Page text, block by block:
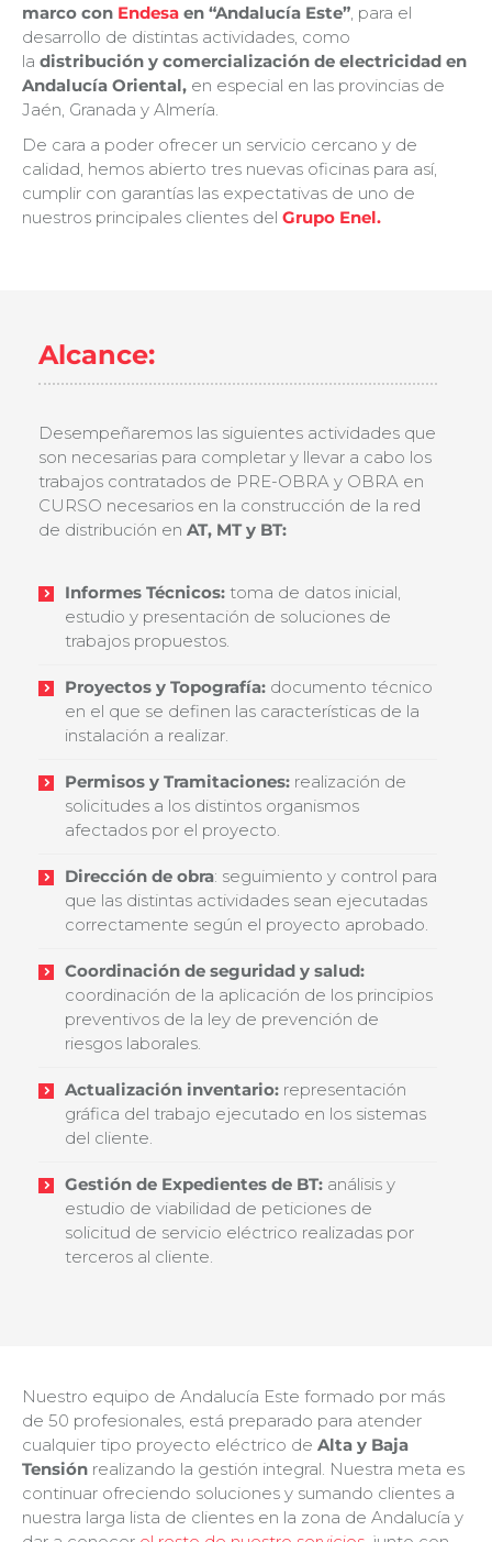
marco con Endesa en “Andalucía Este”, para el
desarrollo de distintas actividades, como
la distribución y comercialización de electricidad en
Andalucía Oriental, en especial en las provincias de
Jaén, Granada y Almería.
De cara a poder ofrecer un servicio cercano y de
calidad, hemos abierto tres nuevas oficinas para así,
cumplir con garantías las expectativas de uno de
nuestros principales clientes del Grupo Enel.
Alcance:
Desempeñaremos las siguientes actividades que
son necesarias para completar y llevar a cabo los
trabajos contratados de PRE-OBRA y OBRA en
CURSO necesarios en la construcción de la red
de distribución en AT, MT y BT:
Informes Técnicos: toma de datos inicial,
estudio y presentación de soluciones de
trabajos propuestos.
Proyectos y Topografía: documento técnico
en el que se definen las características de la
instalación a realizar.
Permisos y Tramitaciones: realización de
solicitudes a los distintos organismos
afectados por el proyecto.
Dirección de obra: seguimiento y control para
que las distintas actividades sean ejecutadas
correctamente según el proyecto aprobado.
Coordinación de seguridad y salud:
coordinación de la aplicación de los principios
preventivos de la ley de prevención de
riesgos laborales.
Actualización inventario: representación
gráfica del trabajo ejecutado en los sistemas
del cliente.
Gestión de Expedientes de BT: análisis y
estudio de viabilidad de peticiones de
solicitud de servicio eléctrico realizadas por
terceros al cliente.
Nuestro equipo de Andalucía Este formado por más
de 50 profesionales, está preparado para atender
cualquier tipo proyecto eléctrico de Alta y Baja
Tensión realizando la gestión integral. Nuestra meta es
continuar ofreciendo soluciones y sumando clientes a
nuestra larga lista de clientes en la zona de Andalucía y